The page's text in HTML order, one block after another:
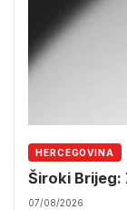
HERCEGOVINA
Široki Brijeg:
07/08/2026